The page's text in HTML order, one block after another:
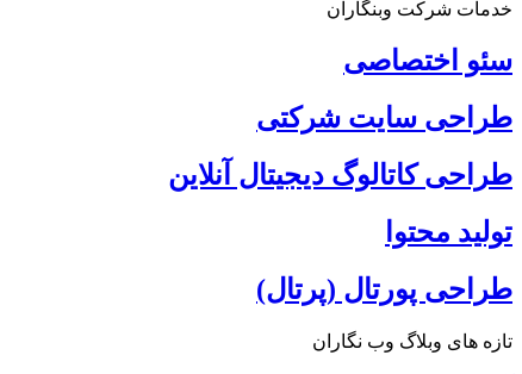
خدمات شرکت وبنگاران
سئو اختصاصی
طراحی سایت شرکتی
طراحی کاتالوگ دیجیتال آنلاین
تولید محتوا
طراحی پورتال (پرتال)
تازه های وبلاگ وب نگاران